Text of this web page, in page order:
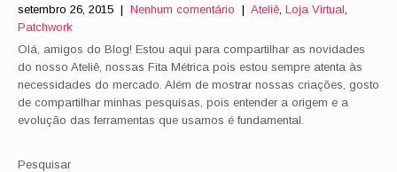
setembro 26, 2015 | Nenhum comentário | Ateliê, Loja Virtual,
Patchwork
Olá, amigos do Blog! Estou aqui para compartilhar as novidades
do nosso Ateliê, nossas Fita Métrica pois estou sempre atenta às
necessidades do mercado. Além de mostrar nossas criações, gosto
de compartilhar minhas pesquisas, pois entender a origem e a
evolução das ferramentas que usamos é fundamental.
Pesquisar